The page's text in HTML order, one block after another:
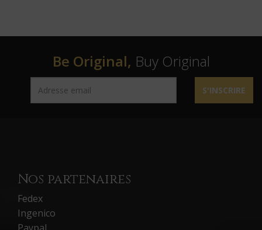
Be Original, Buy Original
S'INSCRIRE
Nos partenaires
Fedex
Ingenico
Paypal